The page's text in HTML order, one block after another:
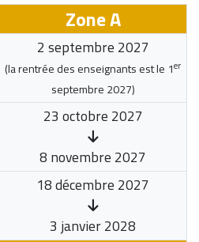
Zone A
2 septembre 2027
(la rentrée des enseignants est le 1er
septembre 2027)
23 octobre 2027
8 novembre 2027
18 décembre 2027
3 janvier 2028